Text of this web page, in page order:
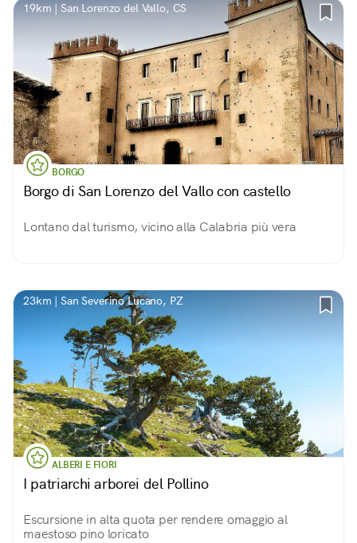
19km | San Lorenzo del Vallo, CS
BORGO
Borgo di San Lorenzo del Vallo con castello
Lontano dal turismo, vicino alla Calabria più vera
23km | San Severino Lucano, PZ
ALBERI E FIORI
I patriarchi arborei del Pollino
Escursione in alta quota per rendere omaggio al
maestoso pino loricato